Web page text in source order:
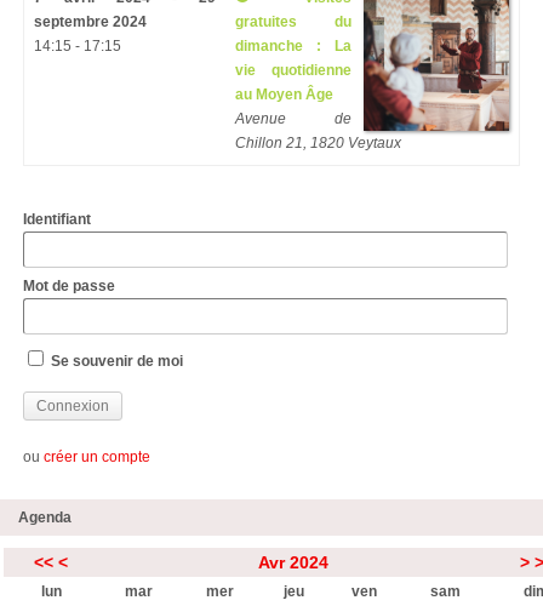
septembre 2024
14:15 - 17:15
gratuites du
dimanche : La
vie quotidienne
au Moyen Âge
Avenue de
Chillon 21, 1820 Veytaux
Identifiant
Mot de passe
Se souvenir de moi
ou créer un compte
Agenda
<< < Avr 2024 >
lun mar mer jeu ven sam